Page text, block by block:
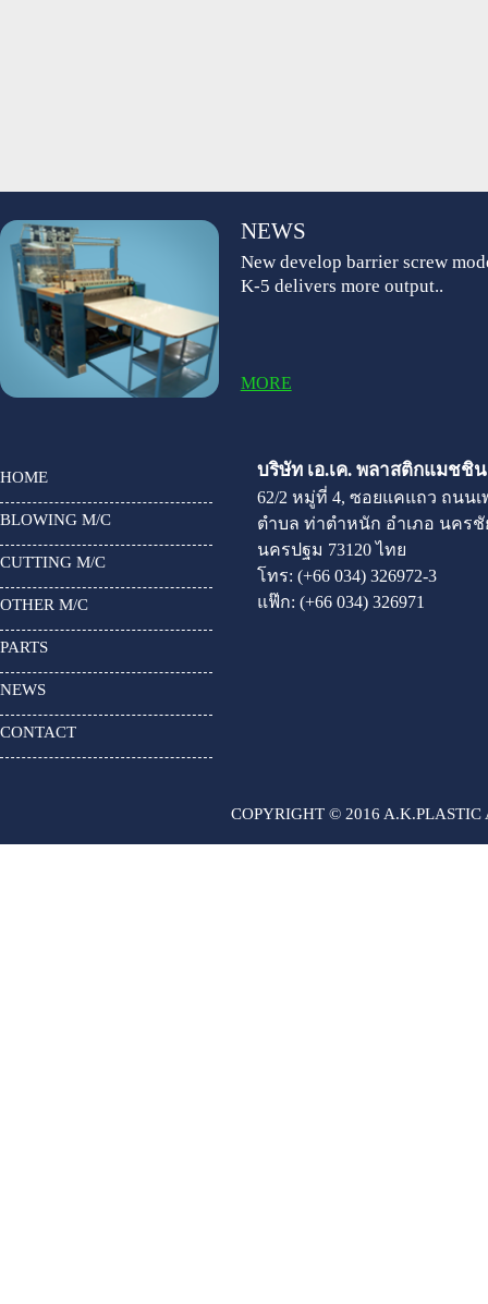
NEWS
New develop barrier screw
K-5 delivers more output..
MORE
HOME
BLOWING M/C
CUTTING M/C
OTHER M/C
PARTS
NEWS
CONTACT
บริษัท เอ.เค. พลาสติกแมชชิ
62/2 หมู่ที่ 4, ซอยแคแถว ถนนเ
ตำบล ท่าตำหนัก อำเภอ นครชั
นครปฐม 73120 ไทย
โทร: (+66 034) 326972-3
แฟ๊ก: (+66 034) 326971
COPYRIGHT © 2016 A.K.PLASTIC